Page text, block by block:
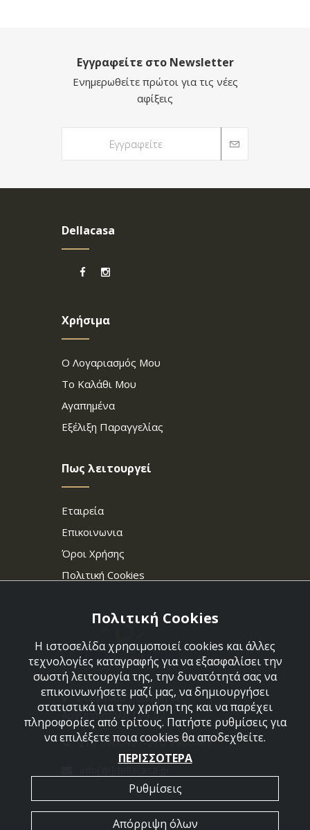
Εγγραφείτε στο Newsletter
Ενημερωθείτε πρώτοι για τις νέες
αφίξεις
Dellacasa
Χρήσιμα
Ο Λογαριασμός Μου
Το Καλάθι Μου
Αγαπημένα
Εξέλιξη Παραγγελίας
Πως λειτουργεί
Εταιρεία
Επικοινωνια
Όροι Χρήσης
Πολιτική Cookies
Στεφάνου Σαράφη 36,
Αργυρούπολη 164 52
210 9960427-210 9960489
Πολιτική Cookies
Η ιστοσελίδα χρησιμοποιεί cookies και άλλες
τεχνολογίες καταγραφής για να εξασφαλίσει την
σωστή λειτουργία της, την δυνατότητά σας να
επικοινωνήσετε μαζί μας, να δημιουργήσει
στατιστικά για την χρήση της και να παρέχει
πληροφορίες από τρίτους. Πατήστε ρυθμίσεις για
να επιλέξετε ποια cookies θα αποδεχθείτε.
ΠΕΡΙΣΣΟΤΕΡΑ
Ρυθμίσεις
Απόρριψη όλων